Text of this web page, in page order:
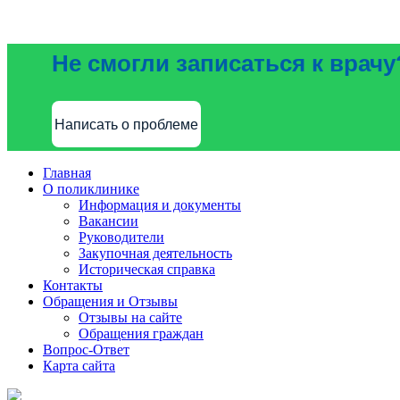
Не смогли записаться к
Написать о проблеме
Главная
О поликлинике
Информация и документы
Вакансии
Руководители
Закупочная деятельность
Историческая справка
Контакты
Обращения и Отзывы
Отзывы на сайте
Обращения граждан
Вопрос-Ответ
Карта сайта